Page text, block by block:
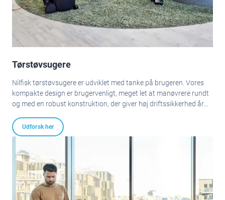
Tørstøvsugere
Nilfisk tørstøvsugere er udviklet med tanke på brugeren. Vores
kompakte design er brugervenligt, meget let at manøvrere rundt
og med en robust konstruktion, der giver høj driftssikkerhed år
effektiv filtrering.
Udforsk her